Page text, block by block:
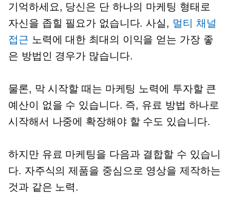
기억하세요, 당신은 단 하나의 마케팅 형태로
자신을 좁힐 필요가 없습니다. 사실, 멀티 채널
접근 노력에 대한 최대의 이익을 얻는 가장 좋
은 방법인 경우가 많습니다.
물론, 막 시작할 때는 마케팅 노력에 투자할 큰
예산이 없을 수 있습니다. 즉, 유료 방법 하나로
시작해서 나중에 확장해야 할 수도 있습니다.
하지만 유료 마케팅을 다음과 결합할 수 있습니
다. 자주식의 제품을 중심으로 영상을 제작하는
것과 같은 노력.